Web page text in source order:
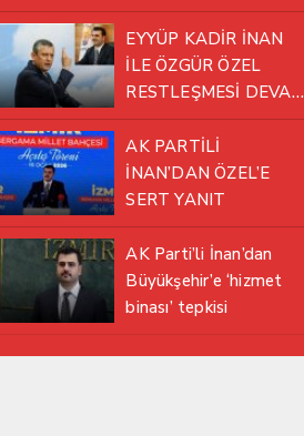
EYYÜP KADİR İNAN
İLE ÖZGÜR ÖZEL
RESTLEŞMESİ DEVAM
EDİYOR
AK PARTİLİ
İNAN’DAN ÖZEL’E
SERT YANIT
AK Parti’li İnan’dan
Büyükşehir’e ‘hizmet
binası’ tepkisi